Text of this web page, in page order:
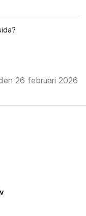
26 februari 2026